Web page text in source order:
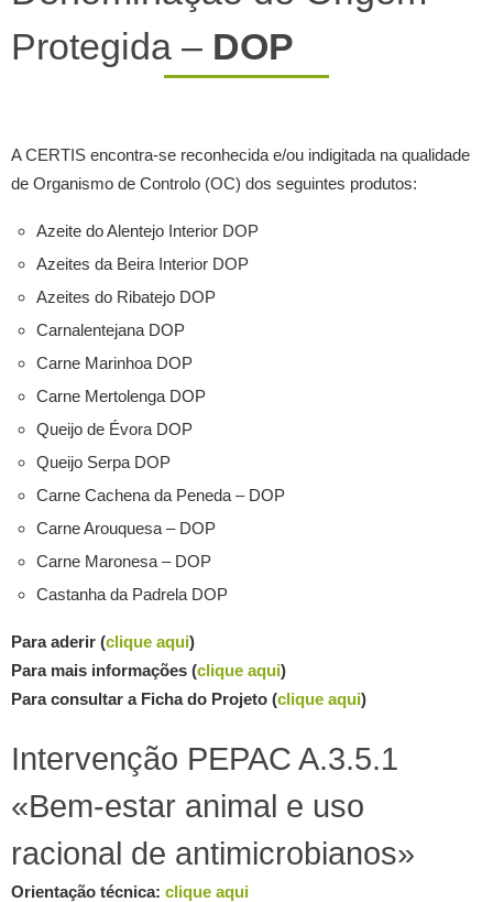
Protegida – DOP
A CERTIS encontra-se reconhecida e/ou indigitada na qualidade
de Organismo de Controlo (OC) dos seguintes produtos:
Azeite do Alentejo Interior DOP
Azeites da Beira Interior DOP
Azeites do Ribatejo DOP
Carnalentejana DOP
Carne Marinhoa DOP
Carne Mertolenga DOP
Queijo de Évora DOP
Queijo Serpa DOP
Carne Cachena da Peneda – DOP
Carne Arouquesa – DOP
Carne Maronesa – DOP
Castanha da Padrela DOP
Para aderir (clique aqui)
Para mais informações (clique aqui)
Para consultar a Ficha do Projeto (clique aqui)
Intervenção PEPAC A.3.5.1
«Bem-estar animal e uso
racional de antimicrobianos»
Orientação técnica: clique aqui